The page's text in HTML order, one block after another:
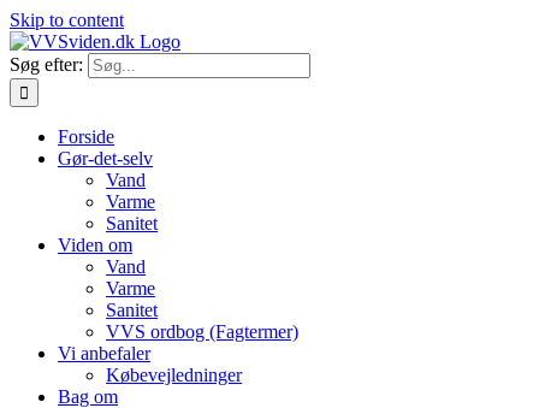
Skip to content
Søg efter:
Forside
Gør-det-selv
Vand
Varme
Sanitet
Viden om
Vand
Varme
Sanitet
VVS ordbog (Fagtermer)
Vi anbefaler
Købevejledninger
Bag om